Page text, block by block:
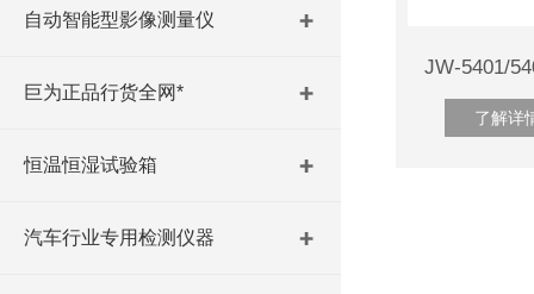
自动智能型影像测量仪
巨为正品行货全网*
恒温恒湿试验箱
汽车行业专用检测仪器
了解详